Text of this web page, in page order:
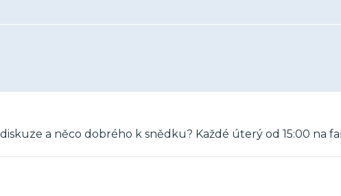
a něco dobrého k snědku? Každé úterý od 15:00 na